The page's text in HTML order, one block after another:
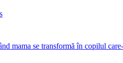
mama se transformă în copilul